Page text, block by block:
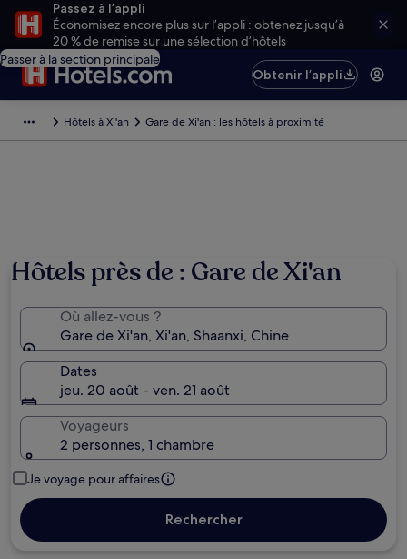
Passez à l’appli
Économisez encore plus sur l’appli : obtenez jusqu’à
20 % de remise sur une sélection d’hôtels
Passer à la section principale
Obtenir l’appli
Hôtels à Xi'an Gare de Xi'an : les hôtels à proximité
Hôtels près de : Gare de Xi'an
Où allez-vous ?
Gare de Xi'an, Xi'an, Shaanxi, Chine
Dates
jeu. 20 août - ven. 21 août
Voyageurs
2 personnes, 1 chambre
Je voyage pour affaires
Rechercher